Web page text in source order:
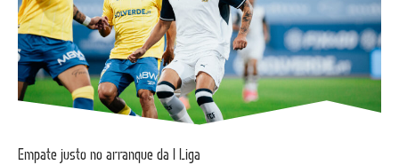
Empate justo no arranque da I Liga